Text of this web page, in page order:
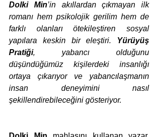
Dolki Min’in akıllardan çıkmayan ilk
romanı hem psikolojik gerilim hem de
farklı olanları ötekileştiren sosyal
yapılara keskin bir eleştiri. Yürüyüş
Pratiği, yabancı olduğunu
düşündüğümüz kişilerdeki insanlığı
ortaya çıkarıyor ve yabancılaşmanın
insan deneyimini nasıl
şekillendirebileceğini gösteriyor.